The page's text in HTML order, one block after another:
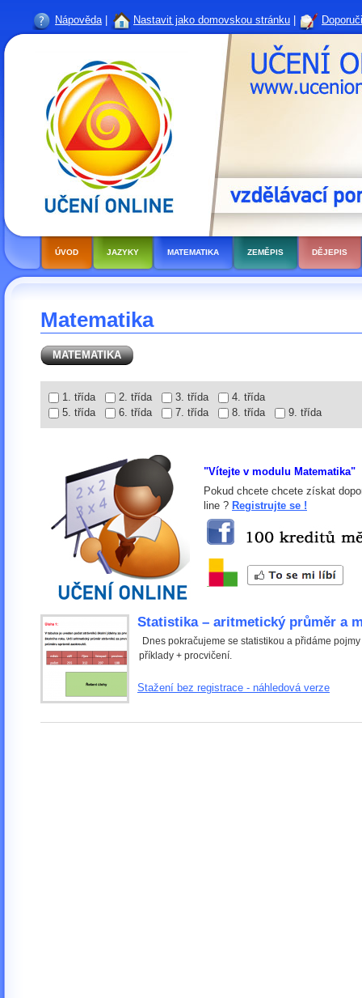
Nápověda| Nastavit jako domovskou stránku
ÚVOD JAZYKY MATEMATIKA ZEMĚPIS DĚJEPIS
Matematika
MATEMATIKA
1. třída 2. třída 3. třída
4. třída
5. třída
6. třída 7. třída 8. třída 9. třída
"Vítejte v modulu Matematika"
Pokud chcete chcete získat
line ? Registrujte se !
Statistika – aritmetický průměr a
Dnes pokračujeme se statistikou a přidáme
příklady + procvičení.
Stažení bez registrace - náhledová verze